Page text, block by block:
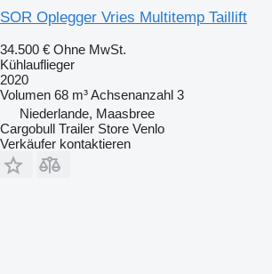
SOR Oplegger Vries Multitemp Taillift
34.500 € Ohne MwSt.
Kühlauflieger
2020
Volumen 68 m³Achsenanzahl 3
Niederlande, Maasbree
Cargobull Trailer Store Venlo
Verkäufer kontaktieren